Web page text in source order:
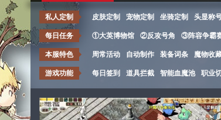
私人定制 皮肤定制 宠物定制 坐骑定制 头显称
每日任务 ①大英博物馆 ②反攻号角 ③阵容争霸
本服特色 周常活动 自动制作 装备词条 魔物收
游戏功能 每日签到 道具拦截 智能血魔池 职业